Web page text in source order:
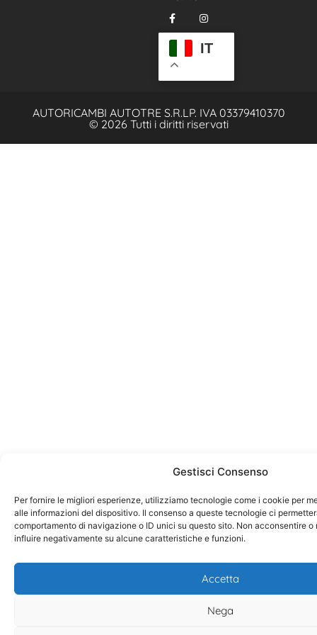
Gestisci Consenso
Per fornire le migliori esperienze, utilizziamo tecnologie come i cookie per
alle informazioni del dispositivo. Il consenso a queste tecnologie ci
comportamento di navigazione o ID unici su questo sito. Non acconsentire o
influire negativamente su alcune caratteristiche e funzioni.
Accetta
Nega
IT
AUTORICAMBI AUTOTRE S.R.L P. IVA 03379410370
© 2026 Tutti i diritti riservati